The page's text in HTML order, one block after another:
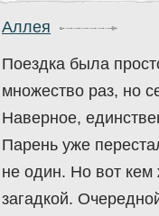
Аллея
Поездка была
множество раз, но
Наверное,
Парень уже
не один. Но вот
загадкой.